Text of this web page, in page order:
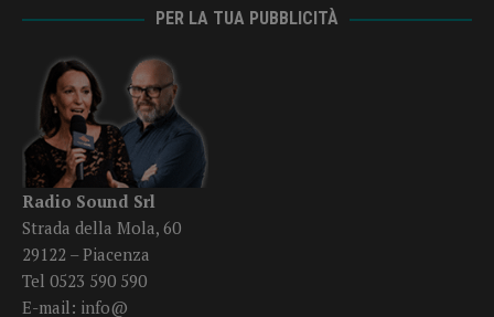
PER LA TUA PUBBLICITÀ
Radio Sound Srl
Strada della Mola, 60
29122 – Piacenza
Tel 0523 590 590
E-mail: info@